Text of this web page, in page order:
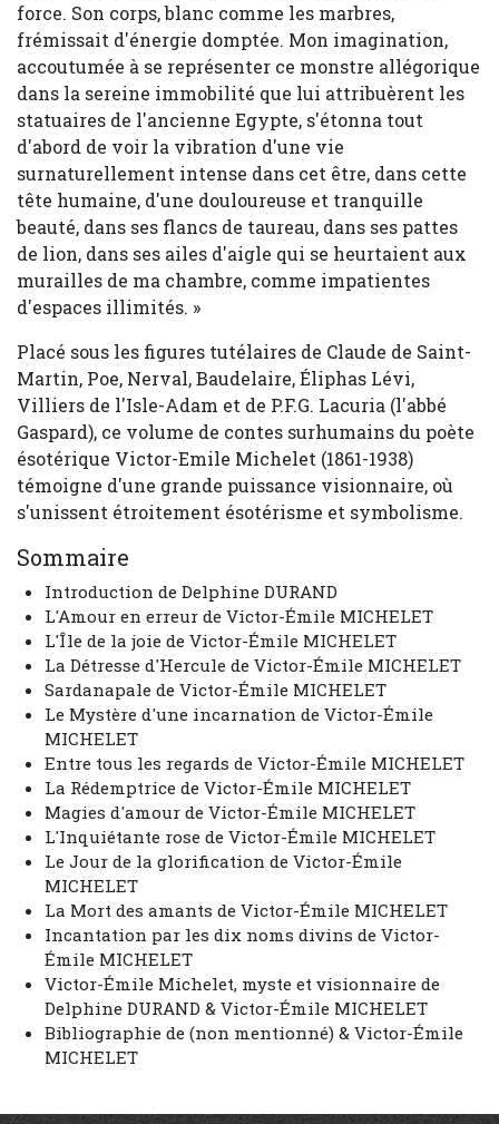
force. Son corps, blanc comme les marbres,
frémissait d'énergie domptée. Mon imagination,
accoutumée à se représenter ce monstre allégorique
dans la sereine immobilité que lui attribuèrent les
statuaires de l'ancienne Egypte, s'étonna tout
d'abord de voir la vibration d'une vie
surnaturellement intense dans cet être, dans cette
tête humaine, d'une douloureuse et tranquille
beauté, dans ses flancs de taureau, dans ses pattes
de lion, dans ses ailes d'aigle qui se heurtaient aux
murailles de ma chambre, comme impatientes
d'espaces illimités. »
Placé sous les figures tutélaires de Claude de Saint-
Martin, Poe, Nerval, Baudelaire, Éliphas Lévi,
Villiers de l'Isle-Adam et de P.F.G. Lacuria (l'abbé
Gaspard), ce volume de contes surhumains du poète
ésotérique Victor-Emile Michelet (1861-1938)
témoigne d'une grande puissance visionnaire, où
s'unissent étroitement ésotérisme et symbolisme.
Sommaire
Introduction de Delphine DURAND
L'Amour en erreur de Victor-Émile MICHELET
L'Île de la joie de Victor-Émile MICHELET
La Détresse d'Hercule de Victor-Émile MICHELET
Sardanapale de Victor-Émile MICHELET
Le Mystère d'une incarnation de Victor-Émile
MICHELET
Entre tous les regards de Victor-Émile MICHELET
La Rédemptrice de Victor-Émile MICHELET
Magies d'amour de Victor-Émile MICHELET
L'Inquiétante rose de Victor-Émile MICHELET
Le Jour de la glorification de Victor-Émile
MICHELET
La Mort des amants de Victor-Émile MICHELET
Incantation par les dix noms divins de Victor-
Émile MICHELET
Victor-Émile Michelet, myste et visionnaire de
Delphine DURAND & Victor-Émile MICHELET
Bibliographie de (non mentionné) & Victor-Émile
MICHELET